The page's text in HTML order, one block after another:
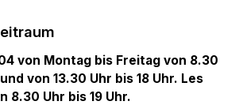
von Montag bis Freitag von 8.30
von 13.30 Uhr bis 18 Uhr. Les
8.30 Uhr bis 19 Uhr.